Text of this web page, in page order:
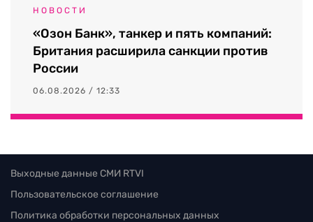
НОВОСТИ
«Озон Банк», танкер и пять компаний:
Британия расширила санкции против
России
06.08.2026 / 12:33
Выходные данные СМИ RTVI
Пользовательское соглашение
Политика обработки персональных данных